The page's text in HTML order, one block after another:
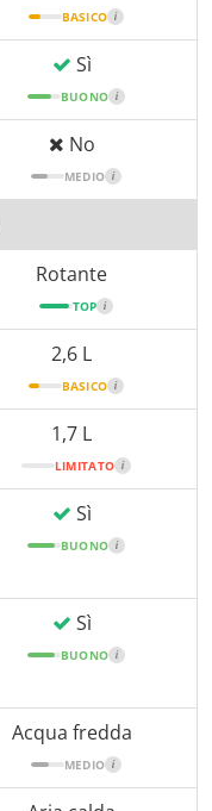
BASICO i
Sì
BUONO i
No
MEDIO i
Rotante
TOP i
2,6 L
BASICO i
1,7 L
LIMITATO i
Sì
BUONO i
Sì
BUONO i
Acqua fredda
MEDIO i